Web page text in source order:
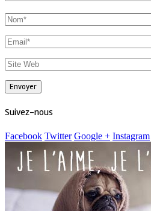
Suivez-nous
Facebook Twitter Google + Instagram